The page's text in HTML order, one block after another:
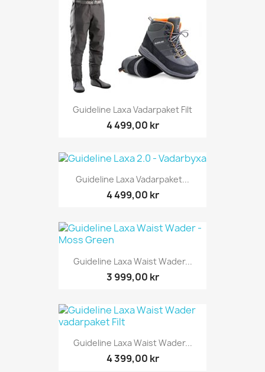
Guideline Laxa Vadarpaket Filt
4 499,00 kr
Guideline Laxa Vadarpaket...
4 499,00 kr
Guideline Laxa Waist Wader...
3 999,00 kr
Guideline Laxa Waist Wader...
4 399,00 kr